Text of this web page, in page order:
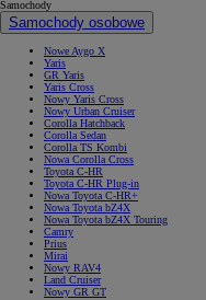
Samochody
Samochody osobowe
Nowe Aygo X
Yaris
GR Yaris
Yaris Cross
Nowy Yaris Cross
Nowy Urban Cruiser
Corolla Hatchback
Corolla Sedan
Corolla TS Kombi
Nowa Corolla Cross
Toyota C-HR
Toyota C-HR Plug-in
Nowa Toyota C-HR+
Nowa Toyota bZ4X
Nowa Toyota bZ4X Touring
Camry
Prius
Mirai
Nowy RAV4
Land Cruiser
Nowy GR GT